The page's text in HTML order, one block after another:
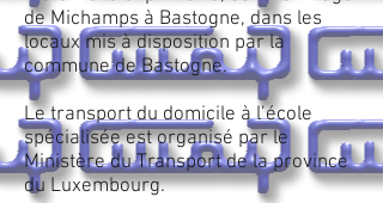
de Michamps à Bastogne, dans les
locaux mis à disposition par la
commune de Bastogne.
Le transport du domicile à l’école
spécialisée est organisé par le
Ministère du Transport de la province
du Luxembourg.